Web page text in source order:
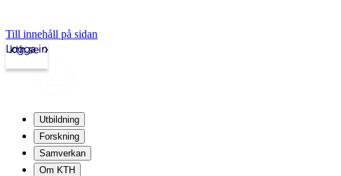
Till innehåll på sidan
kth.se
Logga in
Utbildning
Forskning
Samverkan
Om KTH